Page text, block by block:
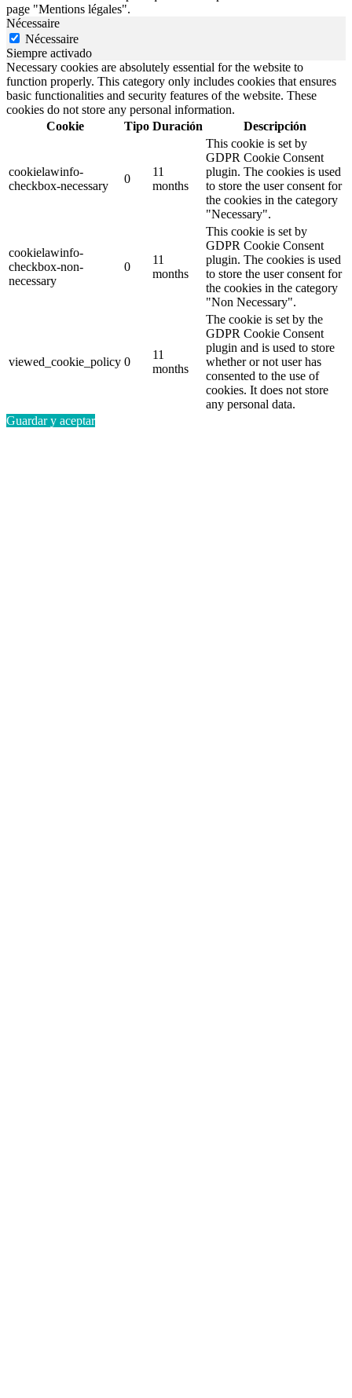
page "Mentions légales".
Nécessaire
Nécessaire
Siempre activado
Necessary cookies are absolutely essential for the website to
function properly. This category only includes cookies that ensures
basic functionalities and security features of the website. These
cookies do not store any personal information.
Cookie
Tipo Duración Descripción
cookielawinfo-
checkbox-necessary
0
11
months
This cookie is set by
GDPR Cookie Consent
plugin. The cookies is used
to store the user consent for
the cookies in the category
"Necessary".
cookielawinfo-
checkbox-non-
necessary
0
11
months
This cookie is set by
GDPR Cookie Consent
plugin. The cookies is used
to store the user consent for
the cookies in the category
"Non Necessary".
viewed_cookie_policy 0
11
months
The cookie is set by the
GDPR Cookie Consent
plugin and is used to store
whether or not user has
consented to the use of
cookies. It does not store
any personal data.
Guardar y aceptar